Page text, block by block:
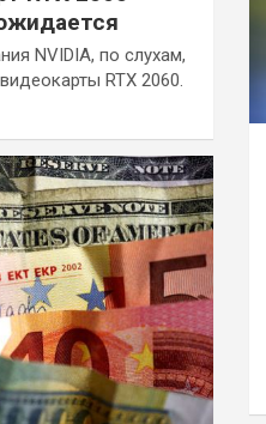
NVIDIA, по слухам,
RTX 2060.